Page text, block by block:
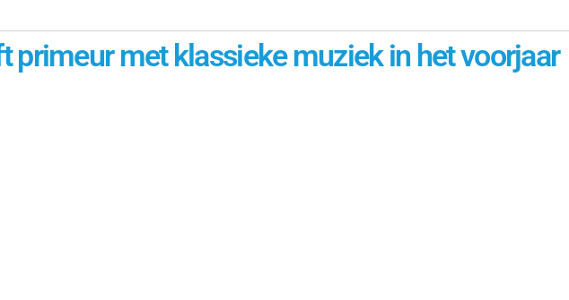
primeur met klassieke muziek in het voorjaar